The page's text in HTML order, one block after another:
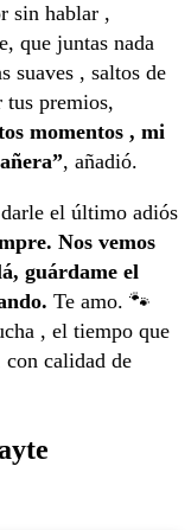
sin hablar ,
que juntas nada
suaves , saltos de
tus premios,
momentos , mi
, añadió.
el último adiós
Nos vemos
guárdame el
Te amo. 🐾
, el tiempo que
con calidad de